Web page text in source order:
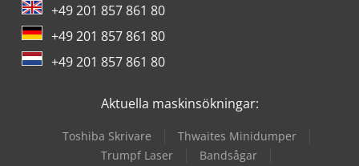
Wolf Filter
Zander Filter
+49 201 857 861 80
+49 201 857 861 80
+49 201 857 861 80
Aktuella maskinsökningar:
Toshiba Skrivare
Thwaites Minidumper
Trumpf Laser
Bandsågar